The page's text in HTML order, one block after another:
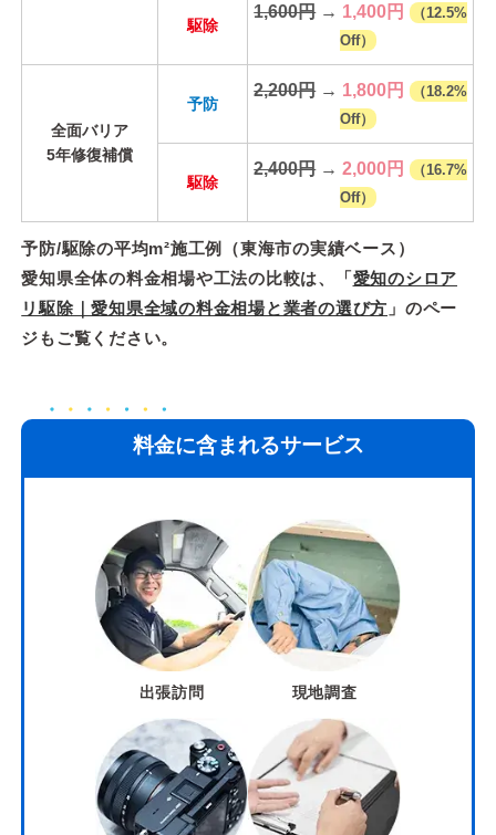
駆除
1,600円→ 1,400円
（12.5%
Off）
全面バリア
5年修復補償
予防
2,200円→ 1,800円
（18.2%
Off）
駆除
2,400円→2,000円
（16.7%
Off）
予防/駆除の平均m²施工例（東海市の実績ベース）
愛知県全体の料金相場や工法の比較は、「愛知のシロア
リ駆除｜愛知県全域の料金相場と業者の選び方 」のペー
ジもご覧ください。
料金に含まれるサービス
出張訪問 現地調査